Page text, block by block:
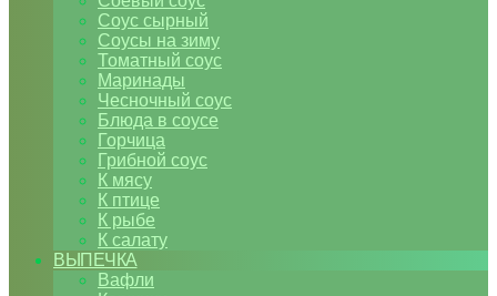
Соус сырный
Соусы на зиму
Томатный соус
Маринады
Чесночный соус
Блюда в соусе
Горчица
Грибной соус
К мясу
К птице
К рыбе
К салату
ВЫПЕЧКА
Вафли